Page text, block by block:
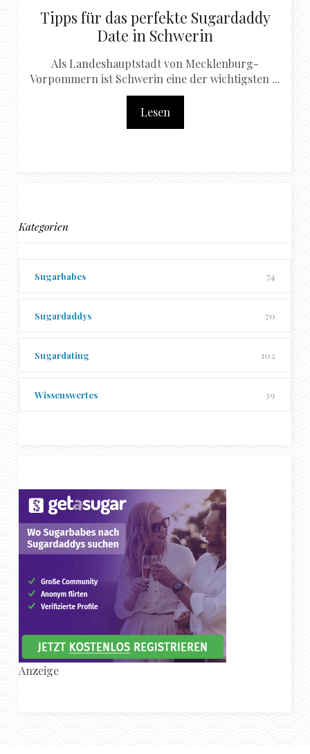
Tipps für das perfekte Sugardaddy
Date in Schwerin
Als Landeshauptstadt von Mecklenburg-
Vorpommern ist Schwerin eine der wichtigsten ...
Lesen
Kategorien
Sugarbabes 74
Sugardaddys 70
Sugardating 102
Wissenswertes 39
Anzeige